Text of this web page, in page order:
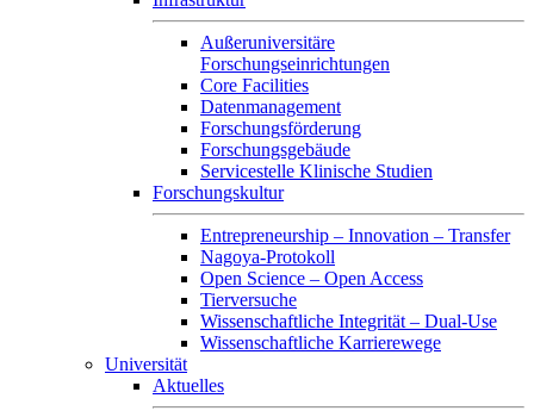
Außeruniversitäre
Forschungseinrichtungen
Core Facilities
Datenmanagement
Forschungsförderung
Forschungsgebäude
Servicestelle Klinische Studien
Forschungskultur
Entrepreneurship – Innovation – Transfer
Nagoya-Protokoll
Open Science – Open Access
Tierversuche
Wissenschaftliche Integrität – Dual-Use
Wissenschaftliche Karrierewege
Universität
Aktuelles